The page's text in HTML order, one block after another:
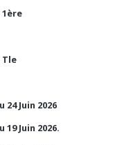
Tle
24 Juin 2026
19 Juin 2026.